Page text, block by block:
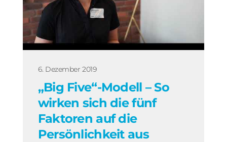
6. Dezember 2019
„Big Five“-Modell – So
wirken sich die fünf
Faktoren auf die
Persönlichkeit aus